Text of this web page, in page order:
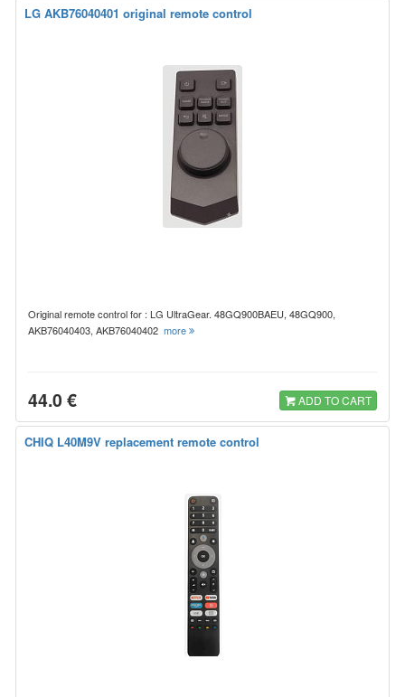
LG AKB76040401 original remote control
Original remote control for : LG UltraGear. 48GQ900BAEU, 48GQ900,
AKB76040403, AKB76040402 more
44.0 € ADD TO CART
CHIQ L40M9V replacement remote control